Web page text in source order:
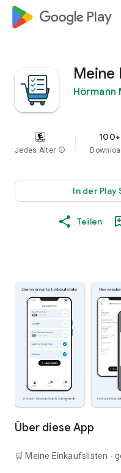
google_logo Play
Meine
Hörmann
Jedes Alter info
100+
In der Play
Teilen
Über diese App
🛒 Meine Einkaufslisten -